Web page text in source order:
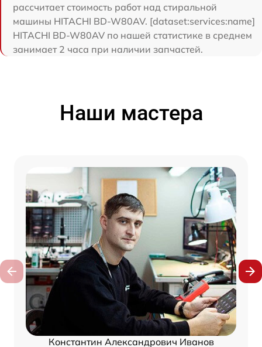
рассчитает стоимость работ над стиральной
машины HITACHI BD-W80AV. [dataset:services:name]
HITACHI BD-W80AV по нашей статистике в среднем
занимает 2 часа при наличии запчастей.
Наши мастера
Константин Александрович Иванов